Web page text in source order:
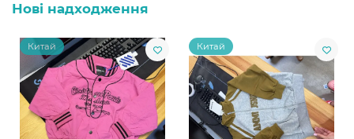
Нові надходження
Китай Китай